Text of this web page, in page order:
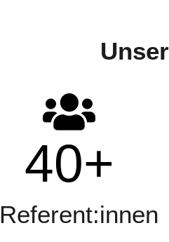
Unser
40+
Referent:innen